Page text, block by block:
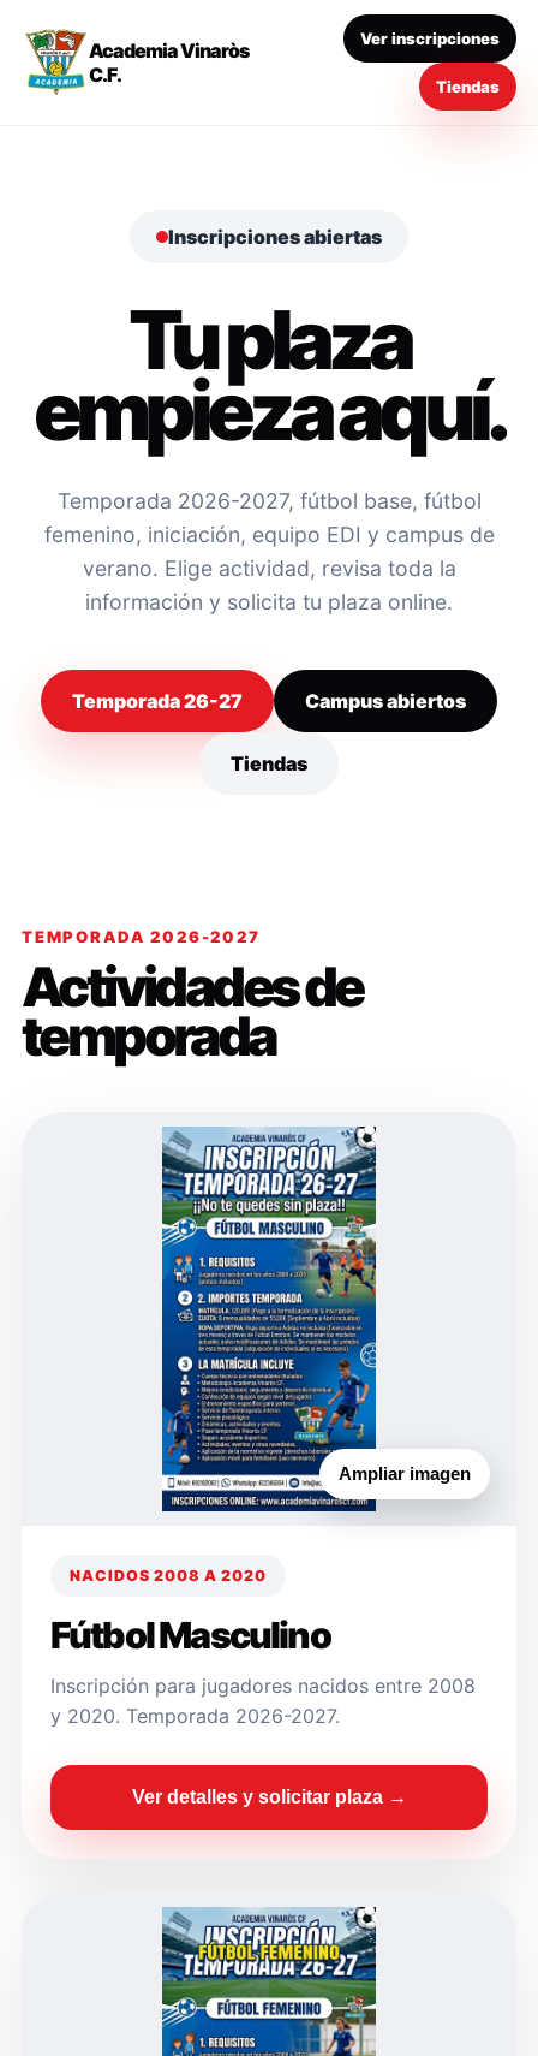
Academia Vinaròs
C.F.
Ver inscripciones
Tiendas
Inscripciones abiertas
Tu plaza
empieza aquí.
Temporada 2026-2027, fútbol base, fútbol
femenino, iniciación, equipo EDI y campus de
verano. Elige actividad, revisa toda la
información y solicita tu plaza online.
Temporada 26-27 Campus abiertos
Tiendas
TEMPORADA 2026-2027
Actividades de
temporada
Ampliar imagen
NACIDOS 2008 A 2020
Fútbol Masculino
Inscripción para jugadores nacidos entre 2008
y 2020. Temporada 2026-2027.
Ver detalles y solicitar plaza →